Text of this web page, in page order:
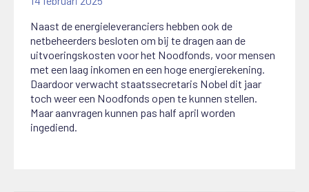
Naast de energieleveranciers hebben ook de
netbeheerders besloten om bij te dragen aan de
uitvoeringskosten voor het Noodfonds, voor mensen
met een laag inkomen en een hoge energierekening.
Daardoor verwacht staatssecretaris Nobel dit jaar
toch weer een Noodfonds open te kunnen stellen.
Maar aanvragen kunnen pas half april worden
ingediend.